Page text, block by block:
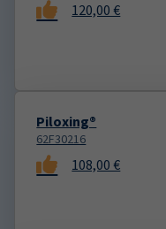
120,00 €
Piloxing®
62F30216
108,00 €